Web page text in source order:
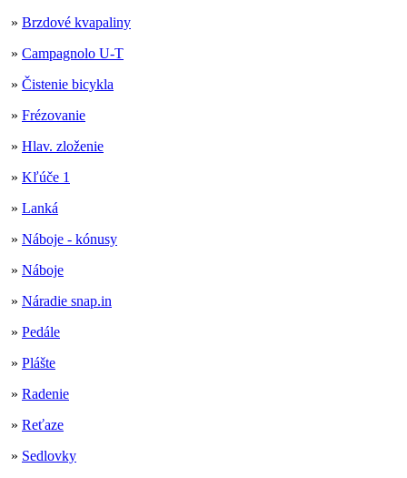
» Brzdové kvapaliny
» Campagnolo U-T
» Čistenie bicykla
» Frézovanie
» Hlav. zloženie
» Kľúče 1
» Lanká
» Náboje - kónusy
» Náboje
» Náradie snap.in
» Pedále
» Plášte
» Radenie
» Reťaze
» Sedlovky